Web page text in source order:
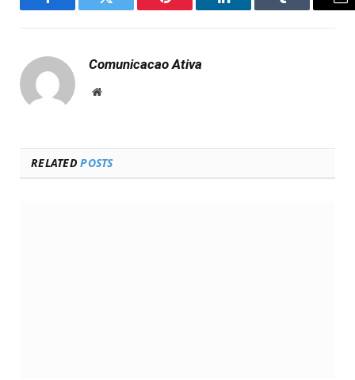
Facebook Twitter Pinterest LinkedIn Tumblr
Comunicacao Ativa
Website
RELATEDPOSTS